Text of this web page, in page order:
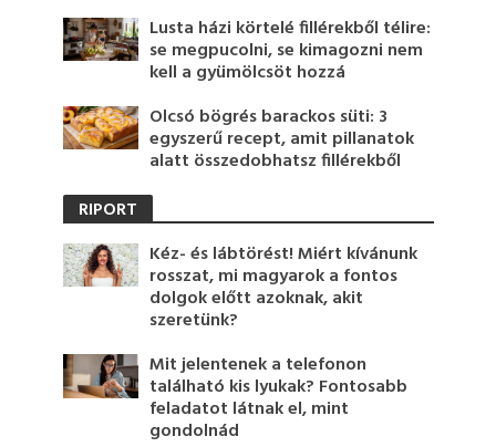
Lusta házi körtelé fillérekből télire:
se megpucolni, se kimagozni nem
kell a gyümölcsöt hozzá
Olcsó bögrés barackos süti: 3
egyszerű recept, amit pillanatok
alatt összedobhatsz fillérekből
RIPORT
Kéz- és lábtörést! Miért kívánunk
rosszat, mi magyarok a fontos
dolgok előtt azoknak, akit
szeretünk?
Mit jelentenek a telefonon
található kis lyukak? Fontosabb
feladatot látnak el, mint
gondolnád